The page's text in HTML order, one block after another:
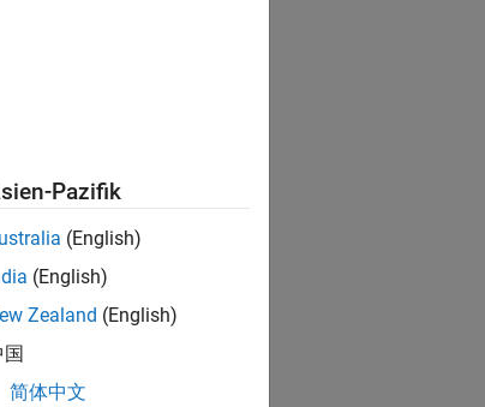
Pazifik
(English)
(English)
Zealand (English)
简体中文